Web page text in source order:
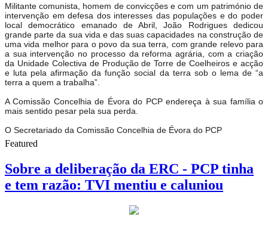
Militante comunista, homem de convicções e com um património de
intervenção em defesa dos interesses das populações e do poder
local democrático emanado de Abril, João Rodrigues dedicou
grande parte da sua vida e das suas capacidades na construção de
uma vida melhor para o povo da sua terra, com grande relevo para
a sua intervenção no processo da reforma agrária, com a criação
da Unidade Colectiva de Produção de Torre de Coelheiros e acção
e luta pela afirmação da função social da terra sob o lema de “a
terra a quem a trabalha”.
A Comissão Concelhia de Évora do PCP endereça à sua família o
mais sentido pesar pela sua perda.
O Secretariado da Comissão Concelhia de Évora do PCP
Featured
Sobre a deliberação da ERC - PCP tinha
e tem razão: TVI mentiu e caluniou